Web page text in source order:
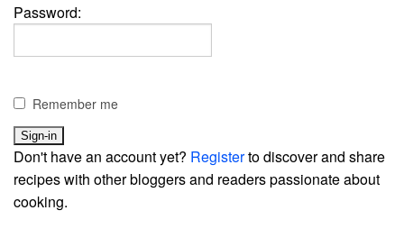
Password:
Remember me
Don't have an account yet? Registerto discover and share
recipes with other bloggers and readers passionate about
cooking.